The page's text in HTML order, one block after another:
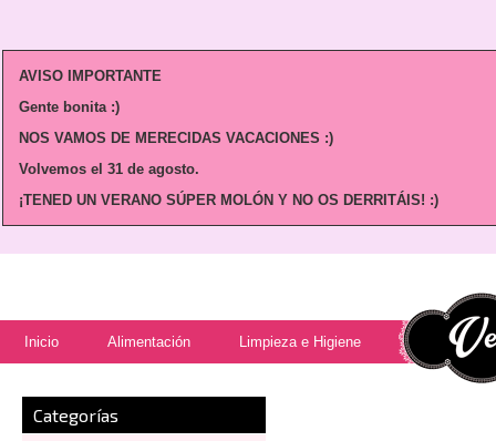
AVISO IMPORTANTE
Gente bonita :)
NOS VAMOS DE MERECIDAS VACACIONES :)
Volvemos el 31 de agosto.
¡TENED UN VERANO SÚPER MOLÓN Y NO OS DERRITÁIS! :)
Inicio Alimentación Limpieza e Higiene
Categorías